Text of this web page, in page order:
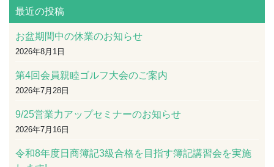
最近の投稿
お盆期間中の休業のお知らせ
2026年8月1日
第4回会員親睦ゴルフ大会のご案内
2026年7月28日
9/25営業力アップセミナーのお知らせ
2026年7月16日
令和8年度日商簿記3級合格を目指す簿記講習会を実施